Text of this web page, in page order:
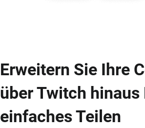
Erweitern Sie Ihre
über Twitch hinaus
einfaches Teilen